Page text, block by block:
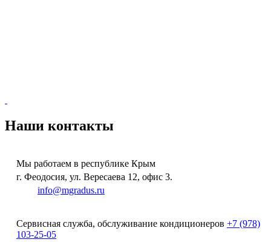
Наши контакты
Мы работаем в республике Крым
г. Феодосия, ул. Вересаева 12, офис 3.
info@mgradus.ru
Сервисная служба, обслуживание кондиционеров +7 (978)
103-25-05